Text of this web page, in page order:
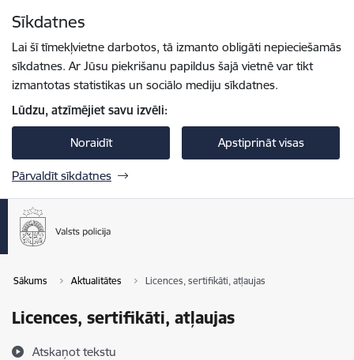
Sīkdatnes
Lai šī tīmekļvietne darbotos, tā izmanto obligāti nepieciešamās
sīkdatnes. Ar Jūsu piekrišanu papildus šajā vietnē var tikt
izmantotas statistikas un sociālo mediju sīkdatnes.
Lūdzu, atzīmējiet savu izvēli:
Noraidīt Apstiprināt visas
Pārvaldīt sīkdatnes
Sākums Aktualitātes Licences, sertifikāti, atļaujas
Licences, sertifikāti, atļaujas
Atskaņot tekstu